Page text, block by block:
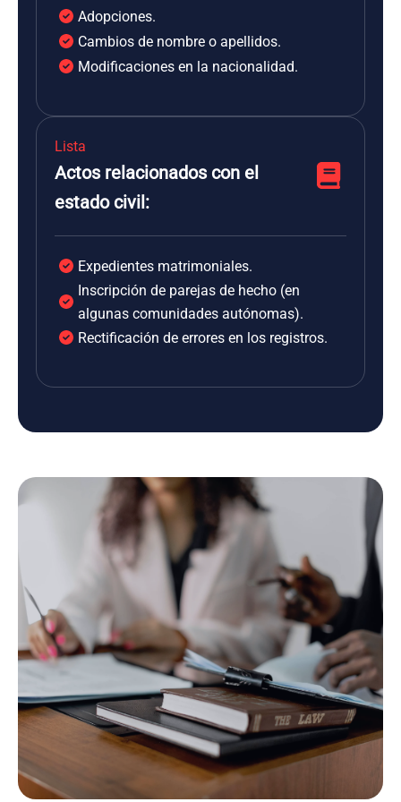
Adopciones.
Cambios de nombre o apellidos.
Modificaciones en la nacionalidad.
Lista
Actos relacionados con el
estado civil:
Expedientes matrimoniales.
Inscripción de parejas de hecho (en
algunas comunidades autónomas).
Rectificación de errores en los registros.